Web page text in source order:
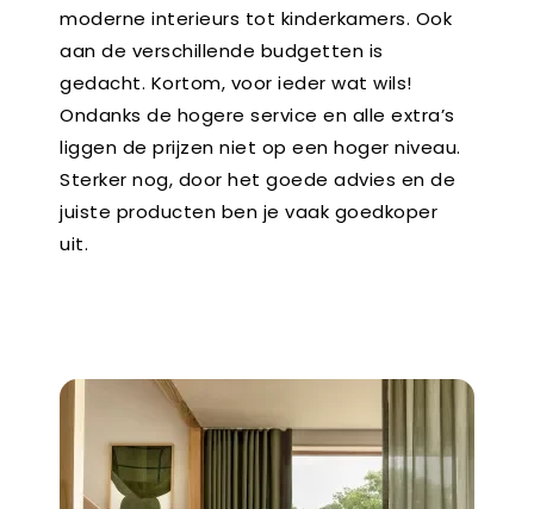
moderne interieurs tot kinderkamers. Ook
aan de verschillende budgetten is
gedacht. Kortom, voor ieder wat wils!
Ondanks de hogere service en alle extra’s
liggen de prijzen niet op een hoger niveau.
Sterker nog, door het goede advies en de
juiste producten ben je vaak goedkoper
uit.